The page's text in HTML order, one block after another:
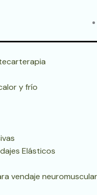
y frío
Elásticos
vendaje